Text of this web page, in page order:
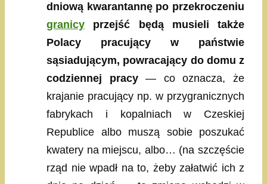
dniową kwarantannę po przekroczeniu
granicy przejść będą musieli także
Polacy pracujący w państwie
sąsiadującym, powracający do domu z
codziennej pracy— co oznacza, że
krajanie pracujący np. w przygranicznych
fabrykach i kopalniach w Czeskiej
Republice albo muszą sobie poszukać
kwatery na miejscu, albo… (na szczęście
rząd nie wpadł na to, żeby załatwić ich z